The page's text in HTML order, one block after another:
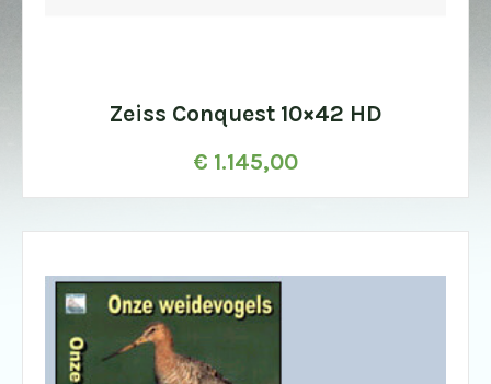
Zeiss Conquest 10×42 HD
€ 1.145,00